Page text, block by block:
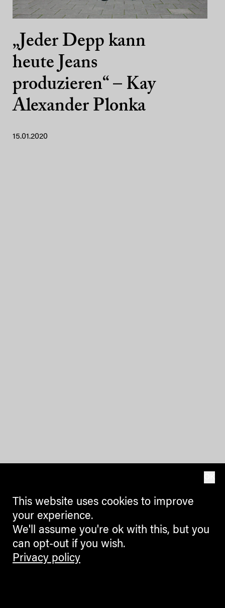
„Jeder Depp kann
heute Jeans
produzieren“ – Kay
Alexander Plonka
15.01.2020
This website uses cookies to improve
your experience.
We'll assume you're ok with this, but you
can opt-out if you wish.
Privacy policy